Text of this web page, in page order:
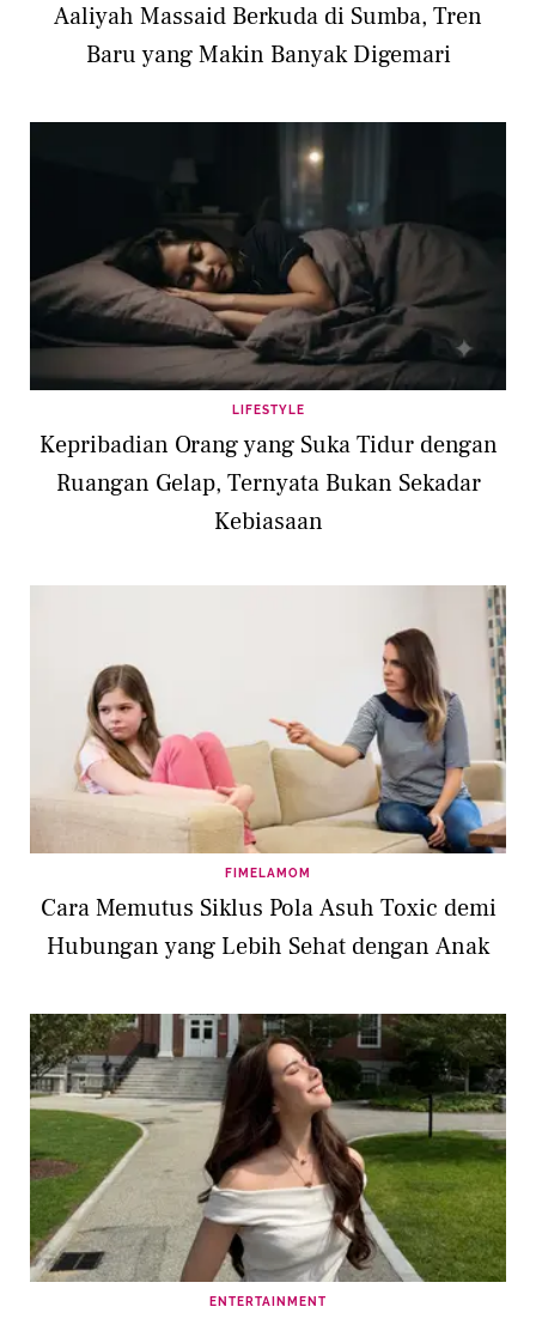
Aaliyah Massaid Berkuda di Sumba, Tren
Baru yang Makin Banyak Digemari
LIFESTYLE
Kepribadian Orang yang Suka Tidur dengan
Ruangan Gelap, Ternyata Bukan Sekadar
Kebiasaan
FIMELAMOM
Cara Memutus Siklus Pola Asuh Toxic demi
Hubungan yang Lebih Sehat dengan Anak
ENTERTAINMENT